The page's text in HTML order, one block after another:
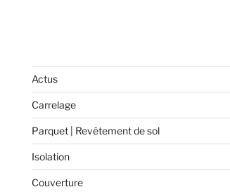
Actus
Carrelage
Parquet | Revêtement de sol
Isolation
Couverture